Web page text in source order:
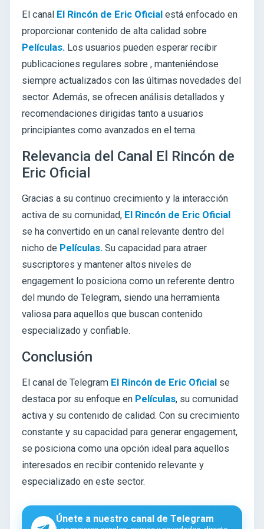
El canal El Rincón de Eric Oficial está enfocado en
proporcionar contenido de alta calidad sobre
Películas. Los usuarios pueden esperar recibir
publicaciones regulares sobre , manteniéndose
siempre actualizados con las últimas novedades del
sector. Además, se ofrecen análisis detallados y
recomendaciones dirigidas tanto a usuarios
principiantes como avanzados en el tema.
Relevancia del Canal El Rincón de
Eric Oficial
Gracias a su continuo crecimiento y la interacción
activa de su comunidad, El Rincón de Eric Oficial
se ha convertido en un canal relevante dentro del
nicho de Películas. Su capacidad para atraer
suscriptores y mantener altos niveles de
engagement lo posiciona como un referente dentro
del mundo de Telegram, siendo una herramienta
valiosa para aquellos que buscan contenido
especializado y confiable.
Conclusión
El canal de Telegram El Rincón de Eric Oficial se
destaca por su enfoque en Películas, su comunidad
activa y su contenido de calidad. Con su crecimiento
constante y su capacidad para generar engagement,
se posiciona como una opción ideal para aquellos
interesados en recibir contenido relevante y
especializado en este sector.
Únete a nuestro canal de Telegram